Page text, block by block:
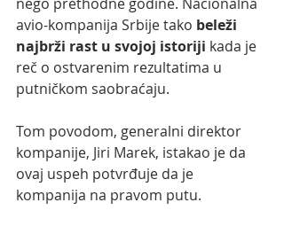
avio-kompanija Srbije tako beleži
najbrži rast u svojoj istoriji kada je
reč o ostvarenim rezultatima u
putničkom saobraćaju.
Tom povodom, generalni direktor
kompanije, Jiri Marek, istakao je da
ovaj uspeh potvrđuje da je
kompanija na pravom putu.